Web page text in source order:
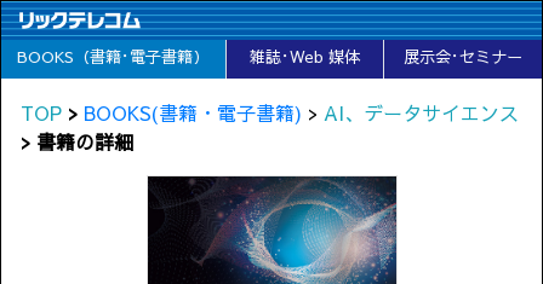
BOOKS（書籍･電子書籍） 雑誌･Web 媒体 展示会･セミナー
TOP > BOOKS(書籍・電子書籍) > AI、データサイエンス
> 書籍の詳細